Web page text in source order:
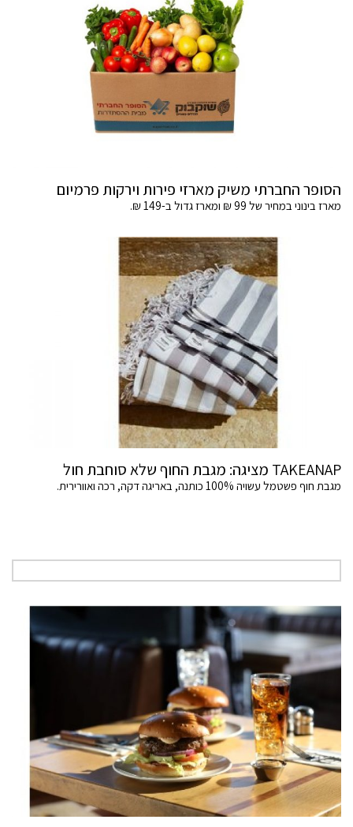
הסופר החברתי משיק מארזי פירות וירקות פרמיום
מארז בינוני במחיר של 99 ₪ ומארז גדול ב-149 ₪.
TAKEANAP מציגה: מגבת החוף שלא סוחבת חול
מגבת חוף פשטמל עשויה 100% כותנה, באריגה דקה, רכה ואוורירית.